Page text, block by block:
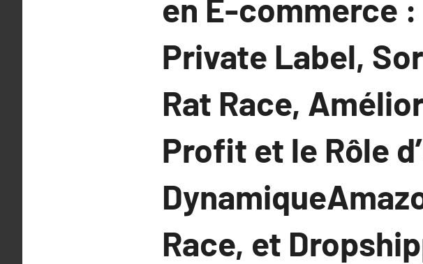
en E-commerce
Private Label,
Rat Race,
Profit et le Rôle
Race, et